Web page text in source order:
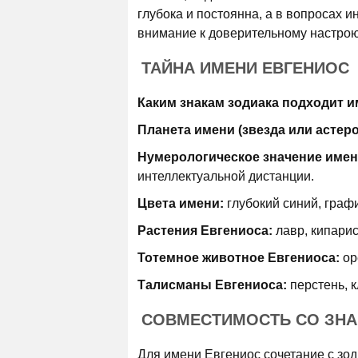
глубока и постоянна, а в вопросах
внимание к доверительному
ТАЙНА ИМЕНИ ЕВГЕНИОС
Каким знакам зодиака подходит
Планета имени (звезда или
Нумерологическое значение
интеллектуальной дистанции.
Цвета имени: глубокий синий,
Растения Евгениоса: лавр,
Тотемное животное Евгениоса:
Талисманы Евгениоса: перстень,
СОВМЕСТИМОСТЬ СО
Для имени Евгениос сочетание с